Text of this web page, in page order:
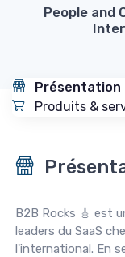
People and
Présentation
Produits &
B2B Rocks 🎸 est
leaders du SaaS
l'international. En